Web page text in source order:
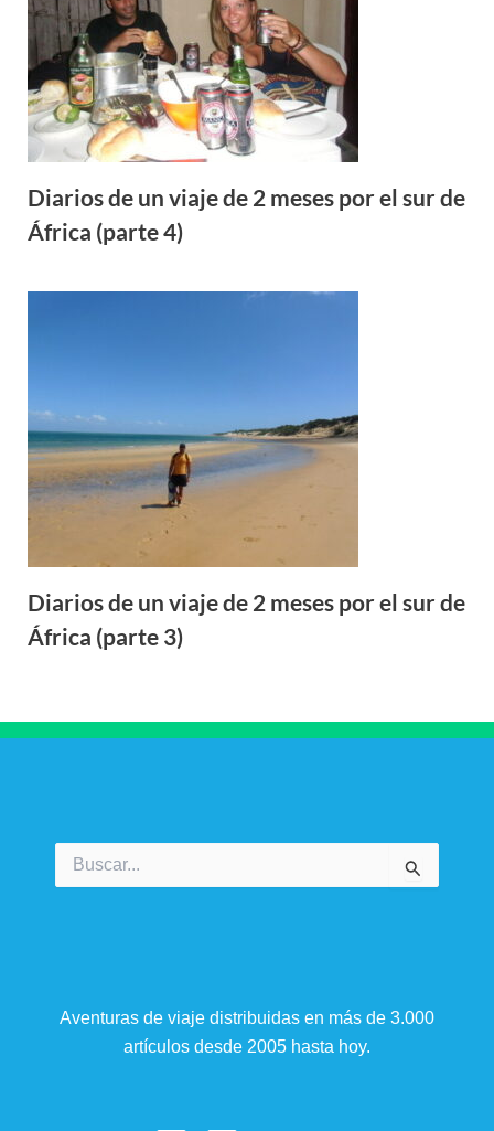
Diarios de un viaje de 2 meses por el sur de
África (parte 4)
Diarios de un viaje de 2 meses por el sur de
África (parte 3)
por:
Aventuras de viaje distribuidas en más de 3.000
artículos desde 2005 hasta hoy.